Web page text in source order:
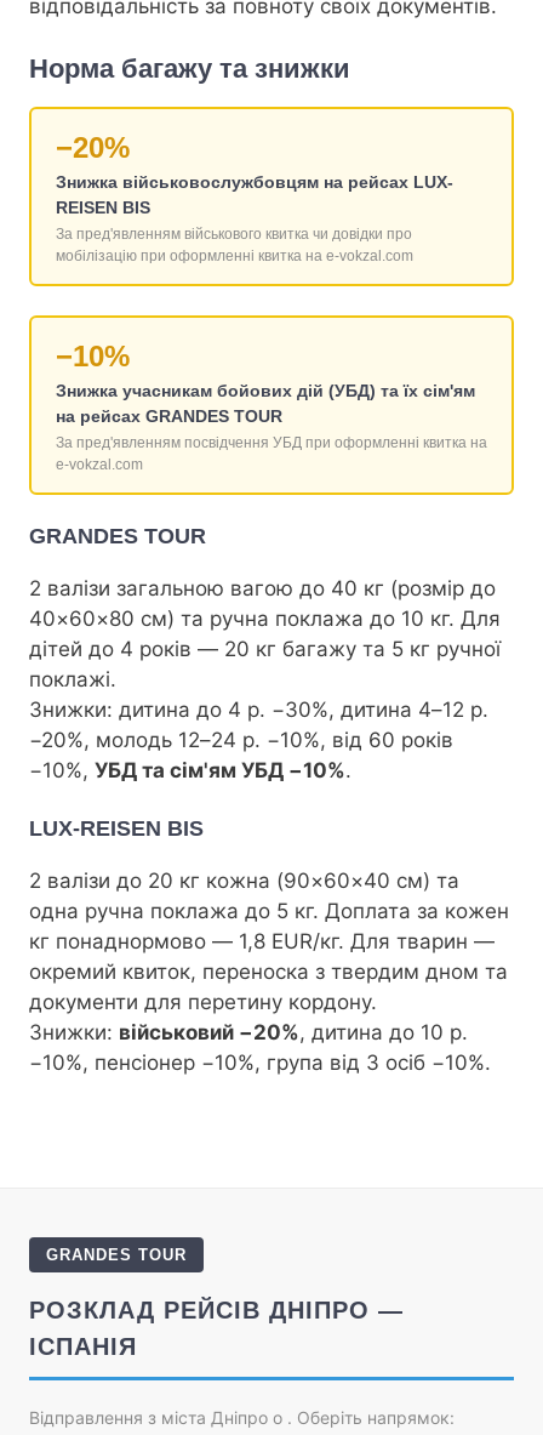
відповідальність за повноту своїх документів.
Норма багажу та знижки
−20%
Знижка військовослужбовцям на рейсах LUX-
REISEN BIS
За пред'явленням військового квитка чи довідки про
мобілізацію при оформленні квитка на e-vokzal.com
−10%
Знижка учасникам бойових дій (УБД) та їх сім'ям
на рейсах GRANDES TOUR
За пред'явленням посвідчення УБД при оформленні квитка на
e-vokzal.com
GRANDES TOUR
2 валізи загальною вагою до 40 кг (розмір до
40×60×80 см) та ручна поклажа до 10 кг. Для
дітей до 4 років — 20 кг багажу та 5 кг ручної
поклажі.
Знижки: дитина до 4 р. −30%, дитина 4–12 р.
−20%, молодь 12–24 р. −10%, від 60 років
−10%, УБД та сім'ям УБД −10%.
LUX-REISEN BIS
2 валізи до 20 кг кожна (90×60×40 см) та
одна ручна поклажа до 5 кг. Доплата за кожен
кг понаднормово — 1,8 EUR/кг. Для тварин —
окремий квиток, переноска з твердим дном та
документи для перетину кордону.
Знижки: військовий −20%, дитина до 10 р.
−10%, пенсіонер −10%, група від 3 осіб −10%.
GRANDES TOUR
РОЗКЛАД РЕЙСІВ ДНІПРО —
ІСПАНІЯ
Відправлення з міста Дніпро о . Оберіть напрямок: